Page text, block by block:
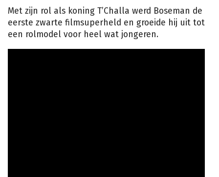
Met zijn rol als koning T’Challa werd Boseman de
eerste zwarte filmsuperheld en groeide hij uit tot
een rolmodel voor heel wat jongeren.